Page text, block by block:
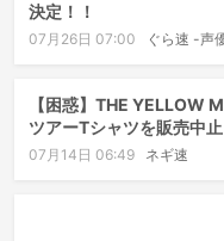
決定！！
07月26日 07:00 ぐら速 -声
【困惑】THE YELLOW
ツアーTシャツを販売中止
07月14日 06:49 ネギ速